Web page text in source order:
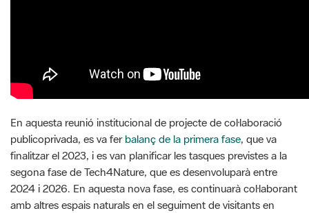
En aquesta reunió institucional de projecte de col·laboració
publicoprivada, es va fer balanç de la primera fase, que va
finalitzar el 2023, i es van planificar les tasques previstes a la
segona fase de Tech4Nature, que es desenvoluparà entre
2024 i 2026. En aquesta nova fase, es continuarà col·laborant
amb altres espais naturals en el seguiment de visitants en